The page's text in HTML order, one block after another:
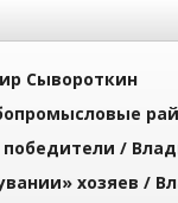
Сывороткин
/
хозяев /